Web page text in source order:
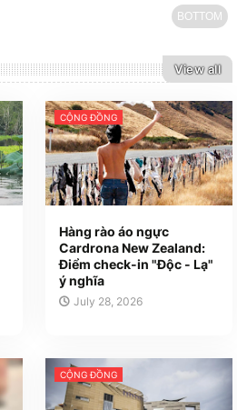
BOTTOM
View all
CỘNG ĐỒNG
Hàng rào áo ngực
Cardrona New Zealand:
Điểm check-in "Độc - Lạ"
ý nghĩa
July 28, 2026
CỘNG ĐỒNG